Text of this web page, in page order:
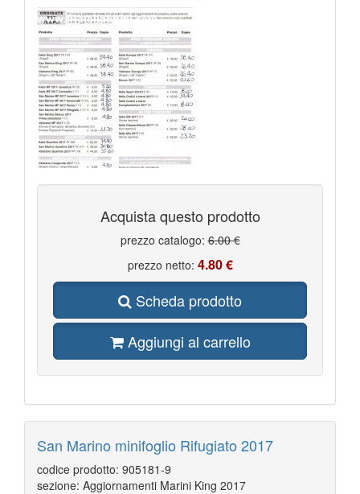
Acquista questo prodotto
prezzo catalogo:6.00 €
prezzo netto: 4.80 €
Scheda prodotto
Aggiungi al carrello
San Marino minifoglio Rifugiato 2017
codice prodotto: 905181-9
sezione: Aggiornamenti Marini King 2017